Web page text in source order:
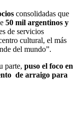
consolidadas que
50 mil argentinos y
de servicios
cultural, el más
del mundo”.
parte, puso el foco en
de arraigo para